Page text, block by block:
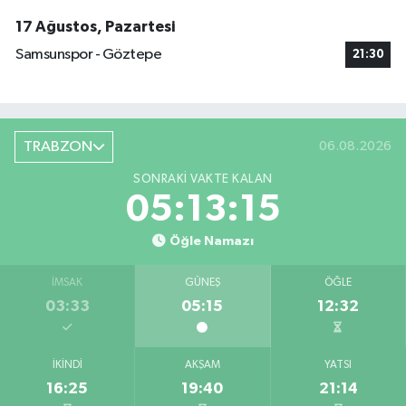
17 Ağustos, Pazartesi
Samsunspor - Göztepe
21:30
TRABZON 06.08.2026
SONRAKI VAKTE KALAN
05:13:14
Öğle Namazı
İMSAK
03:33
GÜNEŞ
05:15
ÖĞLE
12:32
İKINDI
16:25
AKŞAM
19:40
YATSI
21:14